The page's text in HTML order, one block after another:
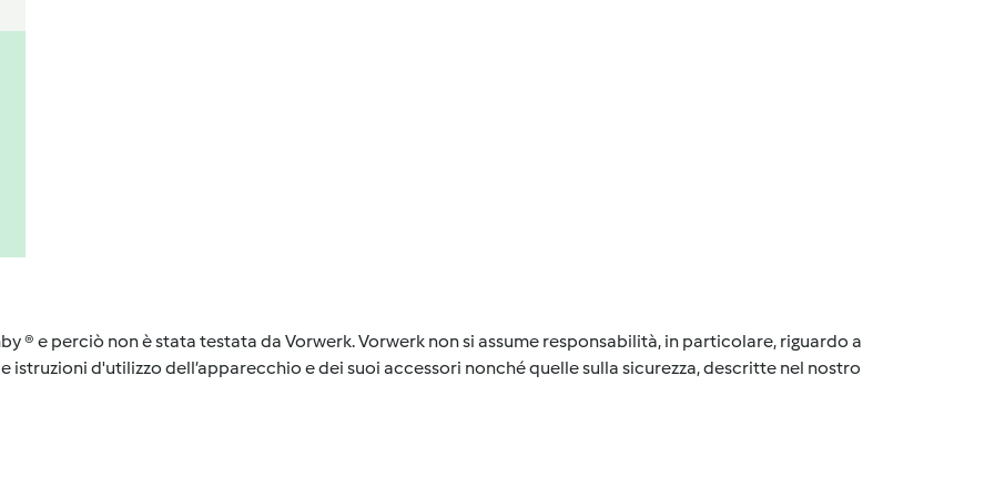
® e perciò non è stata testata da Vorwerk. Vorwerk non si assume responsabilità, in particolare, riguardo a
istruzioni d'utilizzo dell’apparecchio e dei suoi accessori nonché quelle sulla sicurezza, descritte nel nostro